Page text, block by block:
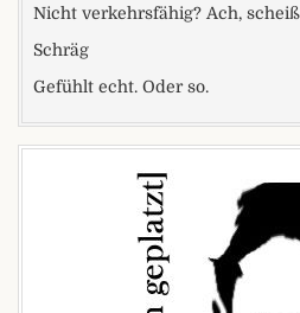
Nicht verkehrsfähig? Ach,
Schräg
Gefühlt echt. Oder so.